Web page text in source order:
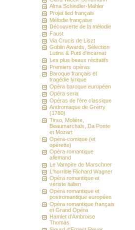
Alma Schindler-Mahler
Projet lied français
Mélodie française
Découverte de la mélodie
Faust
Via Crucis de Liszt
Goblin Awards, Sélection
Lutins & Putti d'incarnat
Les plus beaux récitatifs
Premiers opéras
Baroque français et
tragédie lyrique
Opéra baroque européen
Opéra seria
Opéras de l'ère classique
Andromaque de Grétry
(1780)
Tirso, Molière,
Beaumarchais, Da Ponte
et Mozart
Opéra-comique (et
opérette)
Opéra romantique
allemand
Le Vampire de Marschner
L'horrible Richard Wagner
Opéra romantique et
vériste italien
Opéra romantique et
postromantique européen
Opéra romantique français
et Grand Opéra
Hamlet d'Ambroise
Thomas